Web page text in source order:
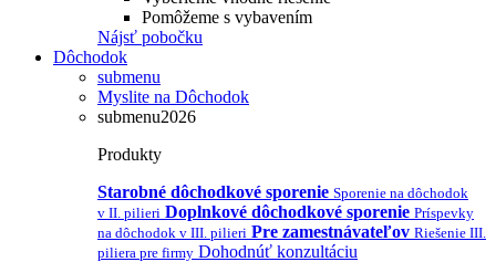
Pomôžeme s vybavením
Nájsť pobočku
Dôchodok
submenu
Myslite na Dôchodok
submenu2026
Produkty
Starobné dôchodkové sporenie Sporenie na dôchodok
v II. pilieri Doplnkové dôchodkové sporenie Príspevky
na dôchodok v III. pilieri Pre zamestnávateľov Riešenie III.
piliera pre firmy Dohodnúť konzultáciu